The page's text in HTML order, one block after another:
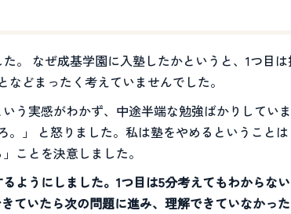
。 なぜ成基学園に入塾したかというと、1つ目
どまったく考えていませんでした。
う実感がわかず、中途半端な勉強ばかりしてい
」 と怒りました。私は塾をやめるということ
ことを決意しました。
ようにしました。1つ目は5分考えてもわから
ていたら次の問題に進み、理解できていなかっ